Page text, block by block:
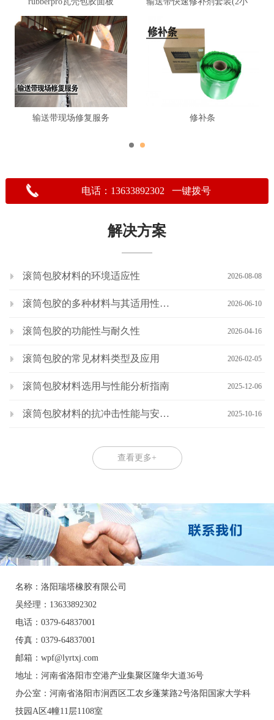
输送带现场修复服务 修补条
电话：13633892302 一键拨号
解决方案
2026-08-08
滚筒包胶材料的环境适应性
2026-06-10
滚筒包胶的多种材料与其适用性分析
2026-04-16
滚筒包胶的功能性与耐久性
2026-02-05
滚筒包胶的常见材料类型及应用
2025-12-06
滚筒包胶材料选用与性能分析指南
2025-10-16
滚筒包胶材料的抗冲击性能与安全性
查看更多+
名称：洛阳瑞塔橡胶有限公司
吴经理：13633892302
电话：0379-64837001
传真：0379-64837001
邮箱：wpf@lyrtxj.com
地址：河南省洛阳市空港产业集聚区隆华大道36号
办公室： 河南省洛阳市涧西区工农乡蓬莱路2号洛阳国家大学科
技园A区4幢11层1108室